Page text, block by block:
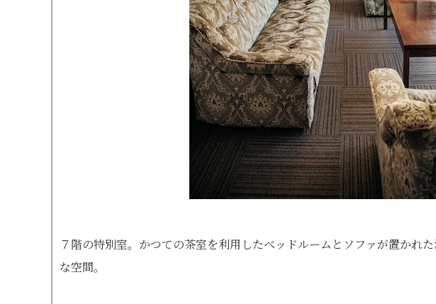
７階の特別室。かつての茶室を利用したベッドルームとソファが置かれ
な空間。